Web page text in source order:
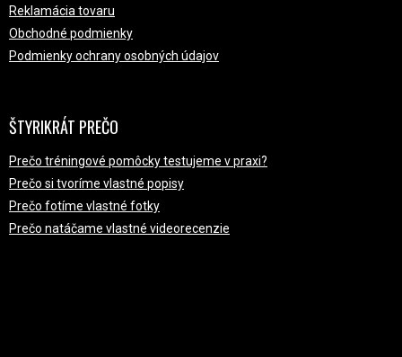
Reklamácia tovaru
Obchodné podmienky
Podmienky ochrany osobných údajov
ŠTYRIKRÁT PREČO
Prečo tréningové pomôcky testujeme v praxi?
Prečo si tvoríme vlastné popisy
Prečo fotíme vlastné fotky
Prečo natáčame vlastné videorecenzie